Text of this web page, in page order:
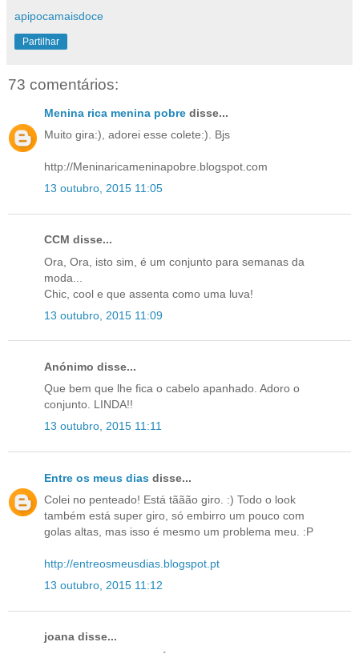
apipocamaisdoce
Partilhar
73 comentários:
Menina rica menina pobre disse...
Muito gira:), adorei esse colete:). Bjs
http://Meninaricameninapobre.blogspot.com
13 outubro, 2015 11:05
CCM disse...
Ora, Ora, isto sim, é um conjunto para semanas da
moda...
Chic, cool e que assenta como uma luva!
13 outubro, 2015 11:09
Anónimo disse...
Que bem que lhe fica o cabelo apanhado. Adoro o
conjunto. LINDA!!
13 outubro, 2015 11:11
Entre os meus dias disse...
Colei no penteado! Está tããão giro. :) Todo o look
também está super giro, só embirro um pouco com
golas altas, mas isso é mesmo um problema meu. :P
http://entreosmeusdias.blogspot.pt
13 outubro, 2015 11:12
joana disse...